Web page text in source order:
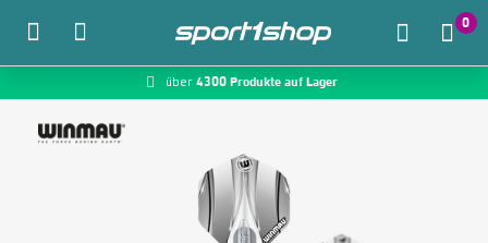
Zum Hauptinhalt springen
0
4300 Produkte auf Lagerschneller Versand
McDart.de